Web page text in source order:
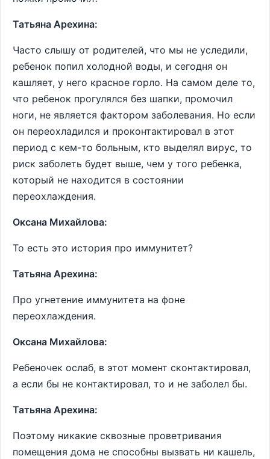
Татьяна Арехина:
Часто слышу от родителей, что мы не уследили,
ребенок попил холодной воды, и сегодня он
кашляет, у него красное горло. На самом деле то,
что ребенок прогулялся без шапки, промочил
ноги, не является фактором заболевания. Но если
он переохладился и проконтактировал в этот
период с кем-то больным, кто выделял вирус, то
риск заболеть будет выше, чем у того ребенка,
который не находится в состоянии
переохлаждения.
Оксана Михайлова:
То есть это история про иммунитет?
Татьяна Арехина:
Про угнетение иммунитета на фоне
переохлаждения.
Оксана Михайлова:
Ребеночек ослаб, в этот момент сконтактировал,
а если бы не контактировал, то и не заболел бы.
Татьяна Арехина:
Поэтому никакие сквозные проветривания
помещения дома не способны вызвать ни кашель,